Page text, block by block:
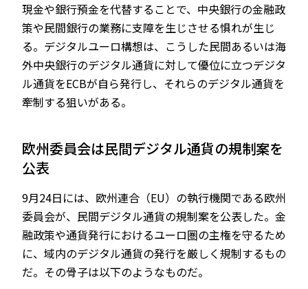
現金や銀行預金を代替することで、中央銀行の金融政
策や民間銀行の業務に支障を生じさせる惧れが生じ
る。デジタルユーロ構想は、こうした民間あるいは海
外中央銀行のデジタル通貨に対して優位に立つデジタ
ル通貨をECBが自ら発行し、それらのデジタル通貨を
牽制する狙いがある。
欧州委員会は民間デジタル通貨の規制案を
公表
9月24日には、欧州連合（EU）の執行機関である欧州
委員会が、民間デジタル通貨の規制案を公表した。金
融政策や通貨発行におけるユーロ圏の主権を守るため
に、域内のデジタル通貨の発行を厳しく規制するもの
だ。その骨子は以下のようなものだ。